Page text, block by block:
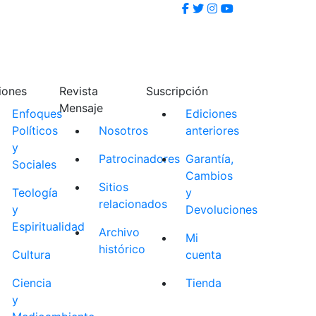
Enfoques
Políticos
y
Sociales
Teología
y
Espiritualidad
Cultura
Ciencia
y
Revista
Mensaje
Nosotros
Patrocinadores
Sitios
relacionados
Archivo
histórico
Suscripción
Ediciones
anteriores
Garantía,
Cambios
y
Devoluciones
Mi
cuenta
Tienda